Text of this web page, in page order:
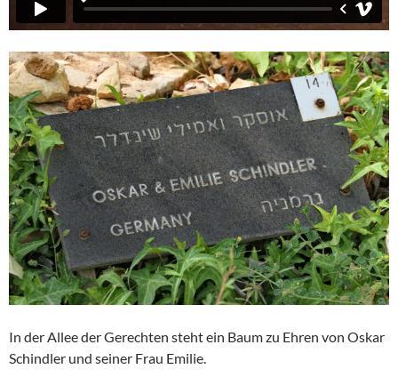
In der Allee der Gerechten steht ein Baum zu Ehren von Oskar
Schindler und seiner Frau Emilie.